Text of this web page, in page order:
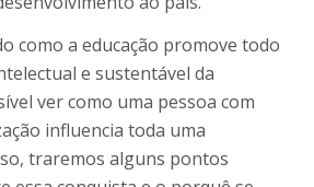
como a educação promove todo
e sustentável da
ver como uma pessoa com
influencia toda uma
traremos alguns pontos